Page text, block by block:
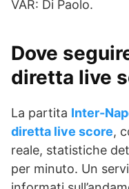
VAR: Di Paolo.
Dove
diretta live
La partita Inter-
diretta live score,
reale, statistiche
per minuto. Un